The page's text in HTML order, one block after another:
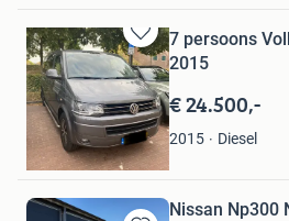
Bewaren
in
Mijn
Favorieten
7 persoons
2015
€ 24.500,-
2015 Diesel
Suuz
Hellevoetsluis
Nissan Np300